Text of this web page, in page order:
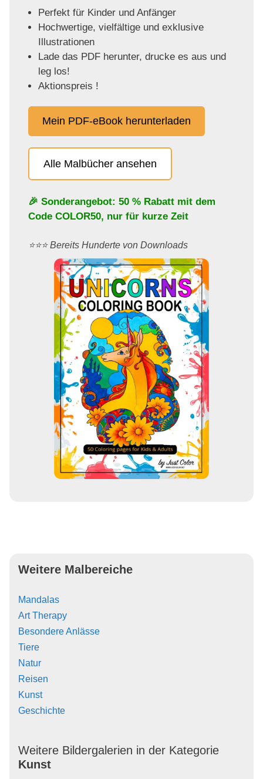
Perfekt für Kinder und Anfänger
Hochwertige, vielfältige und exklusive
Illustrationen
Lade das PDF herunter, drucke es aus und
leg los!
Aktionspreis !
Mein PDF-eBook herunterladen
Alle Malbücher ansehen
🎉 Sonderangebot: 50 % Rabatt mit dem
Code COLOR50, nur für kurze Zeit
⭐️⭐️⭐️ Bereits Hunderte von Downloads
Weitere Malbereiche
Mandalas
Art Therapy
Besondere Anlässe
Tiere
Natur
Reisen
Kunst
Geschichte
Weitere Bildergalerien in der Kategorie
Kunst